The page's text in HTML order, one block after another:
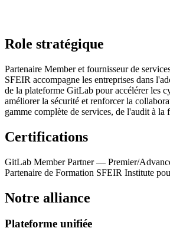
Role stratégique
Partenaire Member et fournisseur de
SFEIR accompagne les entreprises dans
de la plateforme GitLab pour accélérer les
améliorer la sécurité et renforcer la
gamme complète de services, de l'audit à la
Certifications
GitLab Member Partner — Premier/
Partenaire de Formation SFEIR Institute
Notre alliance
Plateforme unifiée